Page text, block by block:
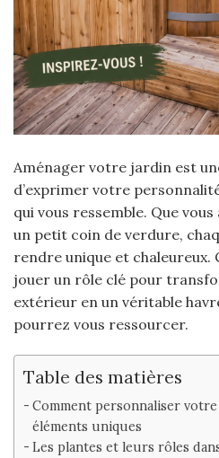
Aménager votre jardin est
d’exprimer votre
qui vous ressemble. Que
un petit coin de verdure,
rendre unique et chaleureux.
jouer un rôle clé pour
extérieur en un véritable
pourrez vous ressourcer.
Table des matières
Comment personnaliser
éléments uniques
Les plantes et leurs rôles